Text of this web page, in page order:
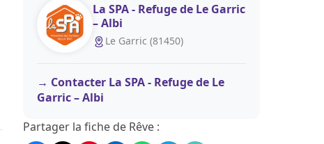
La SPA - Refuge de Le Garric
– Albi
Le Garric (81450)
Contacter La SPA - Refuge de Le
Garric – Albi
Partager la fiche de Rêve :